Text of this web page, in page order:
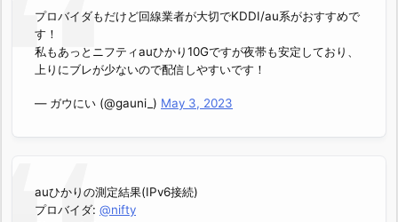
プロバイダもだけど回線業者が大切でKDDI/au系がおすすめで
す！
私もあっとニフティauひかり10Gですが夜帯も安定しており、
上りにブレが少ないので配信しやすいです！
— ガウにい (@gauni_) May 3, 2023
auひかりの測定結果(IPv6接続)
プロバイダ: @nifty